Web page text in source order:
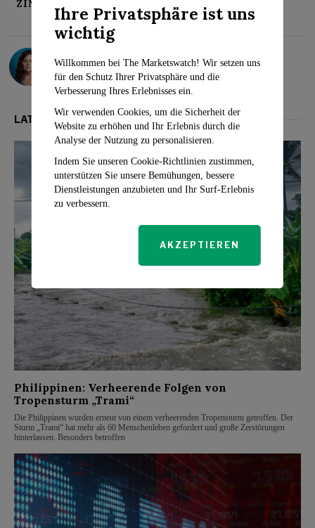
ZINSSÄTZE
Sarah Travers
LATEST FROM WIRTSCHAFT
Philippinen: Verheerende Folgen von
Tropensturm „Trami“
Die Philippinen wurden erneut von einem verheerenden Tropensturm getroffen. Der
Sturm „Trami“ hat mehr als 60 Menschenleben gefordert und große Zerstörungen
hinterlassen. Besonders betroffen
Ihre Privatsphäre ist uns
wichtig
Willkommen bei The Marketswatch! Wir setzen uns
für den Schutz Ihrer Privatsphäre und die
Verbesserung Ihres Erlebnisses ein.
Wir verwenden Cookies, um die Sicherheit der
Website zu erhöhen und Ihr Erlebnis durch die
Analyse der Nutzung zu personalisieren.
Indem Sie unseren Cookie-Richtlinien zustimmen,
unterstützen Sie unsere Bemühungen, bessere
Dienstleistungen anzubieten und Ihr Surf-Erlebnis
zu verbessern.
AKZEPTIEREN